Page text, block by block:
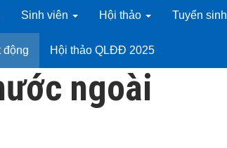
Sinh viên Hội thảo Tuyển sinh
động Hội thảo QLĐĐ 2025
ngoài